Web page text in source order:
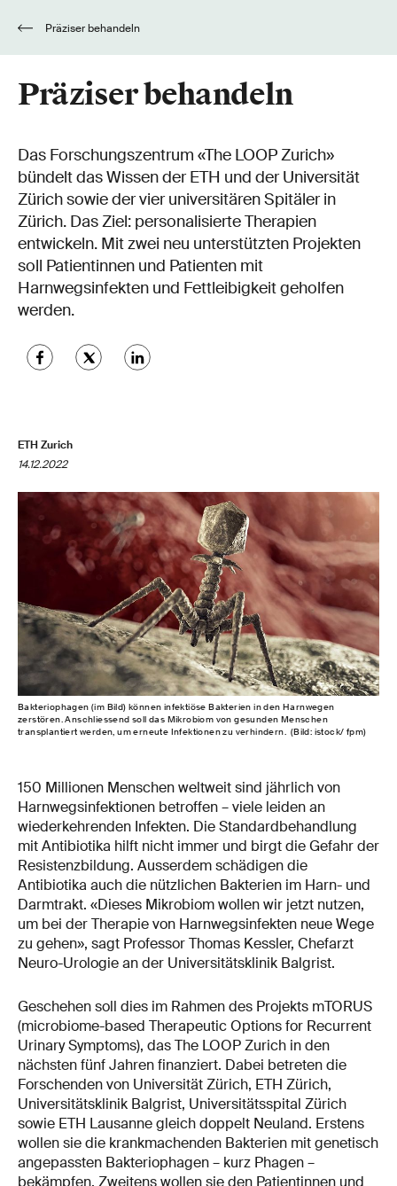
Präziser behandeln
Präziser behandeln
Das Forschungszentrum «The LOOP Zurich»
bündelt das Wissen der ETH und der Universität
Zürich sowie der vier universitären Spitäler in
Zürich. Das Ziel: personalisierte Therapien
entwickeln. Mit zwei neu unterstützten Projekten
soll Patientinnen und Patienten mit
Harnwegsinfekten und Fettleibigkeit geholfen
werden.
ETH Zurich
14.12.2022
Bakteriophagen (im Bild) können infektiöse Bakterien in den Harnwegen
zerstören. Anschliessend soll das Mikrobiom von gesunden Menschen
transplantiert werden, um erneute Infektionen zu verhindern. (Bild: istock/ fpm)
150 Millionen Menschen weltweit sind jährlich von
Harnwegsinfektionen betroffen – viele leiden an
wiederkehrenden Infekten. Die Standardbehandlung
mit Antibiotika hilft nicht immer und birgt die Gefahr der
Resistenzbildung. Ausserdem schädigen die
Antibiotika auch die nützlichen Bakterien im Harn- und
Darmtrakt. «Dieses Mikrobiom wollen wir jetzt nutzen,
um bei der Therapie von Harnwegsinfekten neue Wege
zu gehen», sagt Professor Thomas Kessler, Chefarzt
Neuro-Urologie an der Universitätsklinik Balgrist.
Geschehen soll dies im Rahmen des Projekts mTORUS
(microbiome-based Therapeutic Options for Recurrent
Urinary Symptoms), das The LOOP Zurich in den
nächsten fünf Jahren finanziert. Dabei betreten die
Forschenden von Universität Zürich, ETH Zürich,
Universitätsklinik Balgrist, Universitätsspital Zürich
sowie ETH Lausanne gleich doppelt Neuland. Erstens
wollen sie die krankmachenden Bakterien mit genetisch
angepassten Bakteriophagen – kurz Phagen –
bekämpfen. Zweitens wollen sie den Patientinnen und